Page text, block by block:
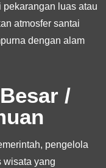
luas atau
atmosfer santai
dengan alam
/
pengelola
wisata yang